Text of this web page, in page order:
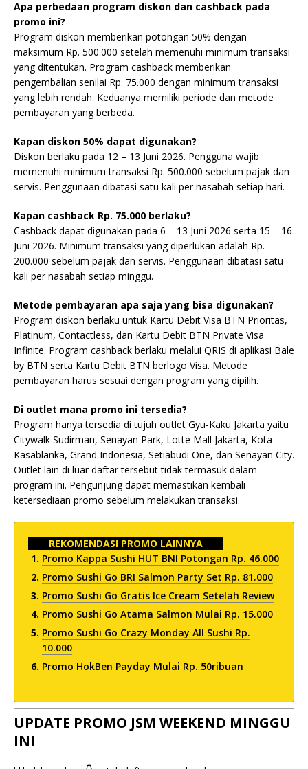
Apa perbedaan program diskon dan cashback pada
promo ini?
Program diskon memberikan potongan 50% dengan
maksimum Rp. 500.000 setelah memenuhi minimum transaksi
yang ditentukan. Program cashback memberikan
pengembalian senilai Rp. 75.000 dengan minimum transaksi
yang lebih rendah. Keduanya memiliki periode dan metode
pembayaran yang berbeda.
Kapan diskon 50% dapat digunakan?
Diskon berlaku pada 12 – 13 Juni 2026. Pengguna wajib
memenuhi minimum transaksi Rp. 500.000 sebelum pajak dan
servis. Penggunaan dibatasi satu kali per nasabah setiap hari.
Kapan cashback Rp. 75.000 berlaku?
Cashback dapat digunakan pada 6 – 13 Juni 2026 serta 15 – 16
Juni 2026. Minimum transaksi yang diperlukan adalah Rp.
200.000 sebelum pajak dan servis. Penggunaan dibatasi satu
kali per nasabah setiap minggu.
Metode pembayaran apa saja yang bisa digunakan?
Program diskon berlaku untuk Kartu Debit Visa BTN Prioritas,
Platinum, Contactless, dan Kartu Debit BTN Private Visa
Infinite. Program cashback berlaku melalui QRIS di aplikasi Bale
by BTN serta Kartu Debit BTN berlogo Visa. Metode
pembayaran harus sesuai dengan program yang dipilih.
Di outlet mana promo ini tersedia?
Program hanya tersedia di tujuh outlet Gyu-Kaku Jakarta yaitu
Citywalk Sudirman, Senayan Park, Lotte Mall Jakarta, Kota
Kasablanka, Grand Indonesia, Setiabudi One, dan Senayan City.
Outlet lain di luar daftar tersebut tidak termasuk dalam
program ini. Pengunjung dapat memastikan kembali
ketersediaan promo sebelum melakukan transaksi.
REKOMENDASI PROMO LAINNYA
Promo Kappa Sushi HUT BNI Potongan Rp. 46.000
Promo Sushi Go BRI Salmon Party Set Rp. 81.000
Promo Sushi Go Gratis Ice Cream Setelah Review
Promo Sushi Go Atama Salmon Mulai Rp. 15.000
Promo Sushi Go Crazy Monday All Sushi Rp.
10.000
Promo HokBen Payday Mulai Rp. 50ribuan
UPDATE PROMO JSM WEEKEND MINGGU
INI